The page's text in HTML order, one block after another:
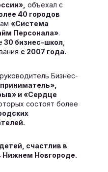
объехал с
40 городов
«Система
Персонала».
30 бизнес-школ
с 2007 года.
Бизнес-
и «Сердце
состоят более
счастлив в
Нижнем Новгороде.